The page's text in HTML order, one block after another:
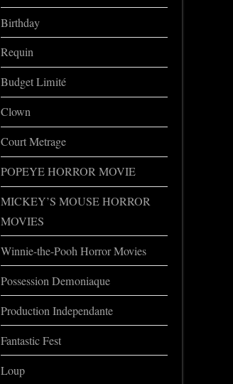
Birthday
Requin
Budget Limité
Clown
Court Metrage
POPEYE HORROR MOVIE
MICKEY’S MOUSE HORROR
MOVIES
Winnie-the-Pooh Horror Movies
Possession Demoniaque
Production Independante
Fantastic Fest
Loup